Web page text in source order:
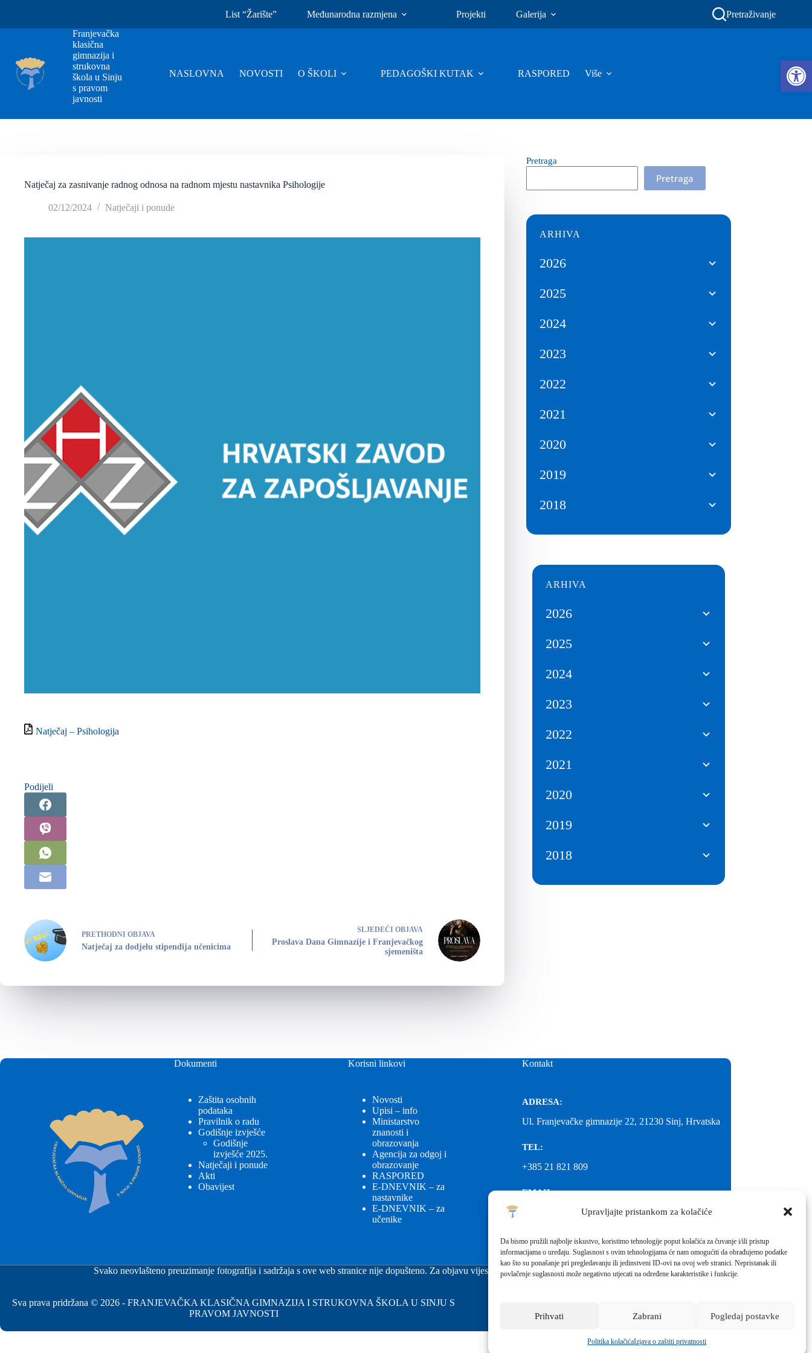
Upravljajte pristankom za kolačiće
Da bismo pružili najbolje iskustvo, koristimo tehnologije poput kolačića za čuvanje i/ili pristup
informacijama o uređaju. Suglasnost s ovim tehnologijama će nam omogućiti da obrađujemo podatke
kao što su ponašanje pri pregledavanju ili jedinstveni ID-ovi na ovoj web stranici. Nepristanak ili
povlačenje suglasnosti može negativno utjecati na određene karakteristike i funkcije.
Prihvati Zabrani Pogledaj postavke
Politika kolačićaIzjava o zaštiti privatnosti
List “Žarište” Međunarodna razmjena Projekti Galerija
Pretraživanje
Franjevačka
klasična
gimnazija i
strukovna
škola u Sinju
s pravom
javnosti
NASLOVNA NOVOSTI O ŠKOLI PEDAGOŠKI KUTAK RASPORED Više
Natječaj za zasnivanje radnog odnosa na radnom mjestu nastavnika Psihologije
02/12/2024 Natječaji i ponude
Natječaj – Psihologija
Podijeli
PRETHODNI OBJAVA
Natječaj za dodjelu stipendija učenicima
SLJEDEĆI OBJAVA
Proslava Dana Gimnazije i Franjevačkog
sjemeništa
Pretraga
Pretraga
ARHIVA
2026
2025
2024
2023
2022
2021
2020
2019
2018
ARHIVA
2026
2025
2024
2023
2022
2021
2020
2019
2018
Dokumenti
Zaštita osobnih
podataka
Pravilnik o radu
Godišnje izvješće
Godišnje
izvješće 2025.
Natječaji i ponude
Akti
Obavijest
Korisni linkovi
Novosti
Upisi – info
Ministarstvo
znanosti i
obrazovanja
Agencija za odgoj i
obrazovanje
RASPORED
E-DNEVNIK – za
nastavnike
E-DNEVNIK – za
učenike
Kontakt
ADRESA:
Ul. Franjevačke gimnazije 22, 21230 Sinj, Hrvatska
TEL:
+385 21 821 809
EMAIL:
ured@gimnazija-franjevacka-klasicna-sinj.skole.hr
EMAIL:
fkgsinj@gmail.com
Svako neovlašteno preuzimanje fotografija i sadržaja s ove web stranice nije dopušteno. Za objavu vijesti sa stranice molimo kontaktirati školu.
Sva prava pridržana © 2026 - FRANJEVAČKA KLASIČNA GIMNAZIJA I STRUKOVNA ŠKOLA U SINJU S
PRAVOM JAVNOSTI
Škola koja pomaže vratiti osmijeh!